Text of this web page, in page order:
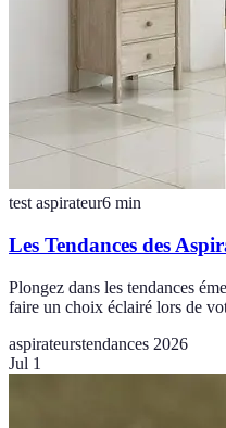
test aspirateur6 min
Les Tendances des
Plongez dans les tendances
faire un choix éclairé lors de
aspirateurstendances 2026
Jul 1